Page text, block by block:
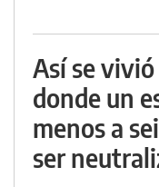
Así se
donde un
menos a
ser